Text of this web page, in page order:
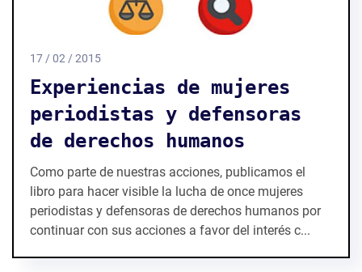
17 / 02 / 2015
Experiencias de mujeres
periodistas y defensoras
de derechos humanos
Como parte de nuestras acciones, publicamos el
libro para hacer visible la lucha de once mujeres
periodistas y defensoras de derechos humanos por
continuar con sus acciones a favor del interés c...